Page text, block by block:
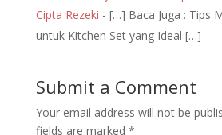
Cipta Rezeki - […] Baca Juga : Tips
untuk Kitchen Set yang Ideal […]
Submit a Comment
Your email address will not be
fields are marked *